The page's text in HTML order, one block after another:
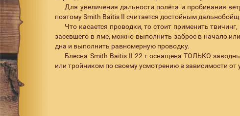
Для увеличения дальности полёта и пробивания
поэтому Smith Baitis II считается достойным
Что касается проводки, то стоит применить
засевшего в яме, можно выполнить заброс в начало
дна и выполнить равномерную проводку.
Блесна Smith Baitis II 22 г оснащена ТОЛЬКО
или тройником по своему усмотрению в зависимости от